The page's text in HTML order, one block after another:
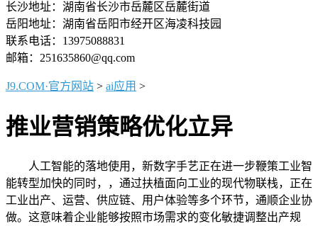
长沙地址：湖南省长沙市岳麓区岳麓街道
岳阳地址：湖南省岳阳市经开区海凌科技园
联系电话：13975088831
邮箱：251635860@qq.com
J9.COM·官方网站 > ai应用 >
推业营销策略优化立异
人工智能的落地使用，新数字手艺正在进一步鞭策工业智
能转型加快的同时，，通过扶植面向工业的现代物联栈，正在
工业出产、运营、供应链、用户体验等多个环节，通顺企业协
做。这意味着企业能够按照市场需求的变化敏捷调整出产规